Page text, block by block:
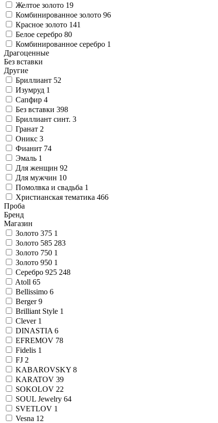
Желтое золото 19
Комбинированное золото 96
Красное золото 141
Белое серебро 80
Комбинированное серебро 1
Драгоценные
Без вставки
Другие
Бриллиант 52
Изумруд 1
Сапфир 4
Без вставки 398
Бриллиант синт. 3
Гранат 2
Оникс 3
Фианит 74
Эмаль 1
Для женщин 92
Для мужчин 10
Помолвка и свадьба 1
Христианская тематика 466
Проба
Бренд
Магазин
Золото 375 1
Золото 585 283
Золото 750 1
Золото 950 1
Серебро 925 248
Atoll 65
Bellissimo 6
Berger9
Brilliant Style 1
Clever 1
DINASTIA 6
EFREMOV 78
Fidelis 1
FJ 2
KABAROVSKY 8
KARATOV 39
SOKOLOV 22
SOUL Jewelry 64
SVETLOV 1
Vesna 12